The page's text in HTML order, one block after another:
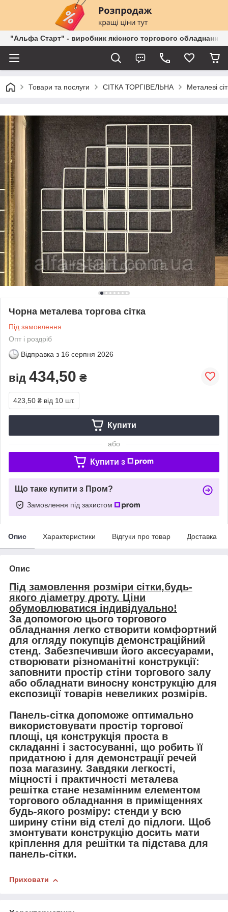
"Альфа Старт" - виробник якісного торгового обладнання
Товари та послуги СІТКА ТОРГІВЕЛЬНА Металеві
Чорна металева торгова сітка
Під замовлення
Опт і роздріб
Відправка з 16 серпня 2026
від 434,50 ₴
423,50 ₴ від 10 шт.
Купити
або
Купити з
Що таке купити з Пром?
Замовлення під захистом
Опис Характеристики Відгуки про товар Доставка
Опис
Під замовлення розміри сітки,будь-
якого діаметру дроту. Ціни
обумовлюватися індивідуально!
За допомогою цього торгового
обладнання легко створити комфортний
для огляду покупців демонстраційний
стенд. Забезпечивши його аксесуарами,
створювати різноманітні конструкції:
заповнити простір стіни торгового залу
або обладнати виносну конструкцію для
експозиції товарів невеликих розмірів.
Панель-сітка допоможе оптимально
використовувати простір торгової
площі, ця конструкція проста в
складанні і застосуванні, що робить її
придатною і для демонстрації речей
поза магазину. Завдяки легкості,
міцності і практичності металева
решітка стане незамінним елементом
торгового обладнання в приміщеннях
будь-якого розміру: стенди у всю
ширину стіни від стелі до підлоги. Щоб
змонтувати конструкцію досить мати
кріплення для решітки та підстава для
панель-сітки.
Приховати